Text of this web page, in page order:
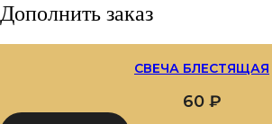
Дополнить заказ
СВЕЧА БЛЕСТЯЩАЯ
60 ₽